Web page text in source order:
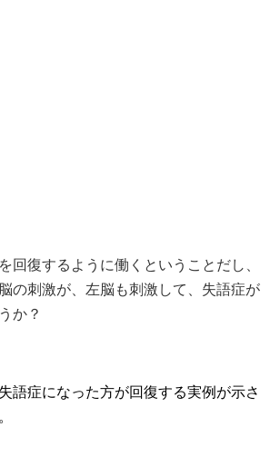
回復するように働くということだし、
の刺激が、左脳も刺激して、失語症が
か？
語症になった方が回復する実例が示さ